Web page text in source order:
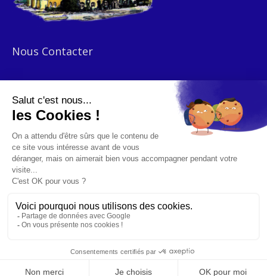
Nous Contacter
et contactez nous par mail en remplissant le formulaire
présent sur la page.
Ou par téléphone au :
04 66 65 73 40
Mentions Légales
2020 | Tous Droits Réservés | Institution Notre Dame de la